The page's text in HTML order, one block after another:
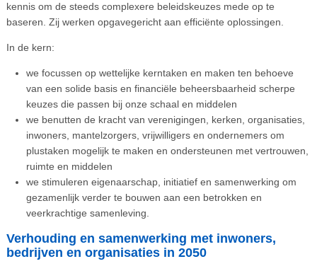
kennis om de steeds complexere beleidskeuzes mede op te
baseren. Zij werken opgavegericht aan efficiënte oplossingen.
In de kern:
we focussen op wettelijke kerntaken en maken ten behoeve
van een solide basis en financiële beheersbaarheid scherpe
keuzes die passen bij onze schaal en middelen
we benutten de kracht van verenigingen, kerken, organisaties,
inwoners, mantelzorgers, vrijwilligers en ondernemers om
plustaken mogelijk te maken en ondersteunen met vertrouwen,
ruimte en middelen
we stimuleren eigenaarschap, initiatief en samenwerking om
gezamenlijk verder te bouwen aan een betrokken en
veerkrachtige samenleving.
Verhouding en samenwerking met inwoners,
bedrijven en organisaties in 2050